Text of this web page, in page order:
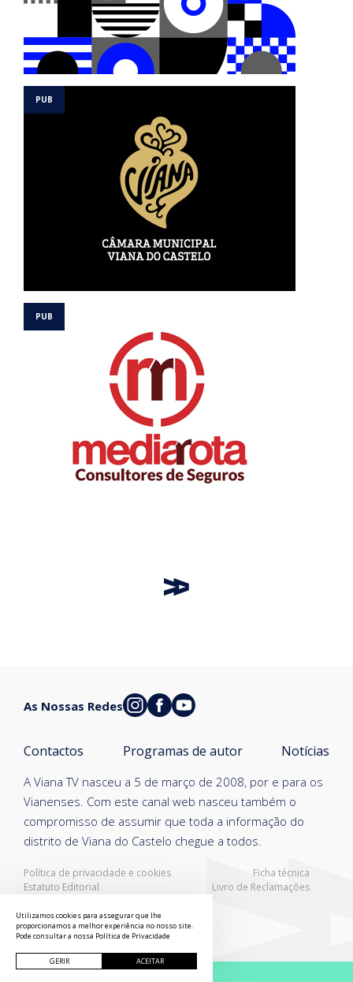
Política de privacidade e cookies
Ficha técnica
Estatuto Editorial
Livro de Reclamações
A Viana TV nasceu a 5 de março de 2008, por e para os
Vianenses. Com este canal web nasceu também o
compromisso de assumir que toda a informação do
distrito de Viana do Castelo chegue a todos.
Contactos Programas de autor Notícias
As Nossas Redes
Utilizamos cookies para assegurar que lhe
proporcionamos a melhor experiência no nosso site.
Pode consultar a nossa Política de Privacidade
GERIR ACEITAR